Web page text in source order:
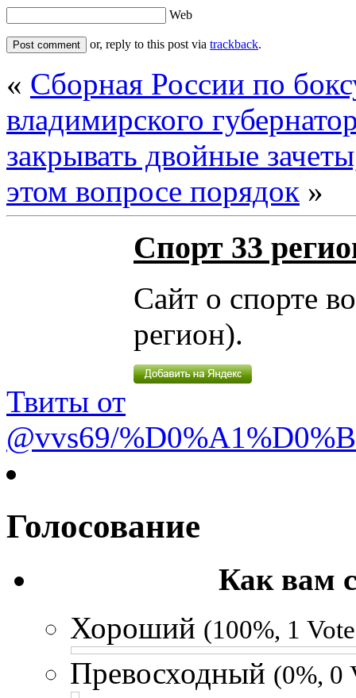
Web
or, reply to this post via trackback.
« Сборная России по
владимирского
закрывать двойные
этом вопросе порядок »
Спорт 33
Сайт о спорте
регион).
Твиты от
@vvs69/
Голосование
Как вам
Хороший (100%, 1
Превосходный (0%, 0